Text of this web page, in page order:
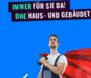
IMMERFÜR SIE DA!
DHEHAUS- UND